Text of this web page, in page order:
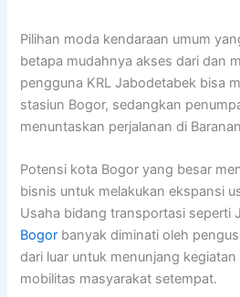
Pilihan moda kendaraan umum
betapa mudahnya akses dari dan
pengguna KRL Jabodetabek bisa
stasiun Bogor, sedangkan
menuntaskan perjalanan di
Potensi kota Bogor yang besar
bisnis untuk melakukan ekspansi
Usaha bidang transportasi seperti
Bogor banyak diminati oleh
dari luar untuk menunjang
mobilitas masyarakat setempat.